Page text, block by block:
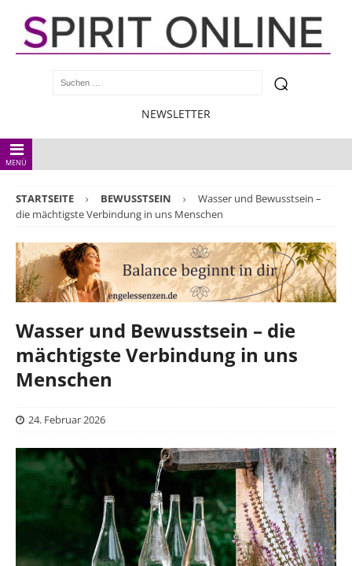
NEWSLETTER
MENÜ
STARTSEITE BEWUSSTSEIN
Wasser und Bewusstsein –
die mächtigste Verbindung in uns Menschen
Wasser und Bewusstsein – die
mächtigste Verbindung in uns
Menschen
24. Februar 2026